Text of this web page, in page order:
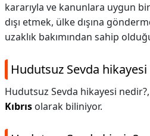
kararıyla ve kanunlara uygun
dışı etmek, ülke dışına
uzaklık bakımından sahip
Hudutsuz Sevda
Hudutsuz Sevda hikayesi nedir?,
Kıbrıs olarak biliniyor.